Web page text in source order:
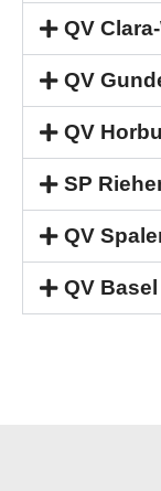
QV
QV
QV
SP
QV
QV